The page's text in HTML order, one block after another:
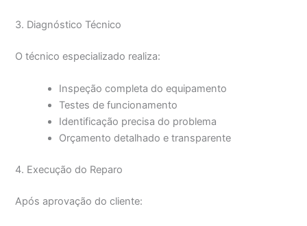
3. Diagnóstico Técnico
O técnico especializado realiza:
Inspeção completa do equipamento
Testes de funcionamento
Identificação precisa do problema
Orçamento detalhado e transparente
4. Execução do Reparo
Após aprovação do cliente: